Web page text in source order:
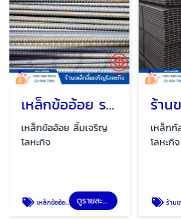
เหล็กข้ออ้อย ราคา
เหล็กข้ออ้อย ลิ้มเจริญ
โลหะกิจ
เหล็กข้ออ้อย ดูรายละเอียด
เหล็กกั
โลหะกิจ
ร้านขายเหล็